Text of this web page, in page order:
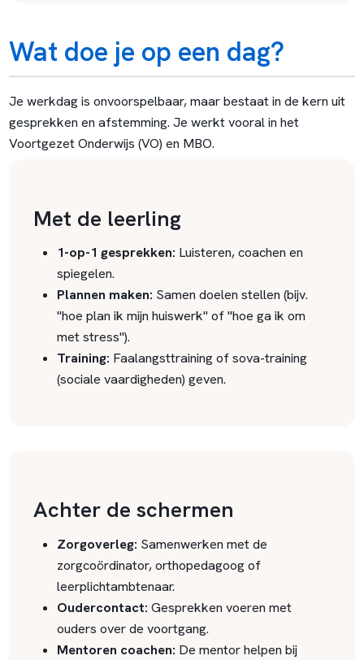
Wat doe je op een dag?
Je werkdag is onvoorspelbaar, maar bestaat in de kern uit
gesprekken en afstemming. Je werkt vooral in het
Voortgezet Onderwijs (VO) en MBO.
Met de leerling
1-op-1 gesprekken: Luisteren, coachen en
spiegelen.
Plannen maken: Samen doelen stellen (bijv.
"hoe plan ik mijn huiswerk" of "hoe ga ik om
met stress").
Training: Faalangsttraining of sova-training
(sociale vaardigheden) geven.
Achter de schermen
Zorgoverleg: Samenwerken met de
zorgcoördinator, orthopedagoog of
leerplichtambtenaar.
Oudercontact: Gesprekken voeren met
ouders over de voortgang.
Mentoren coachen: De mentor helpen bij